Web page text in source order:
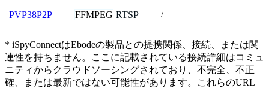
PVP38P2P FFMPEG RTSP /
* iSpyConnectはEbodeの製品との提携関係、接続、または関
連性を持ちません。ここに記載されている接続詳細はコミュ
ニティからクラウドソーシングされており、不完全、不正
確、または最新ではない可能性があります。これらのURL